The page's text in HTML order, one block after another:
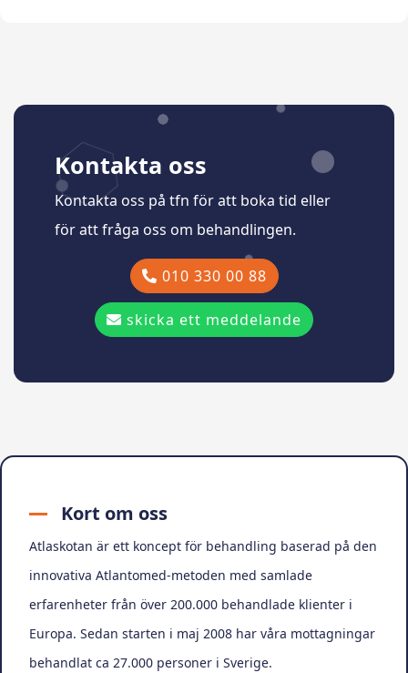
Kontakta oss
Kontakta oss på tfn för att boka tid eller
för att fråga oss om behandlingen.
010 330 00 88
skicka ett meddelande
Kort om oss
Atlaskotan är ett koncept för behandling baserad på den
innovativa Atlantomed-metoden med samlade
erfarenheter från över 200.000 behandlade klienter i
Europa. Sedan starten i maj 2008 har våra mottagningar
behandlat ca 27.000 personer i Sverige.